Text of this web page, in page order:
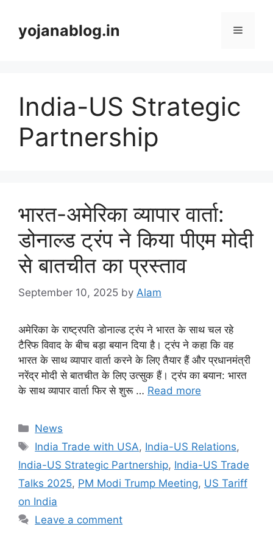
yojanablog.in
India-US Strategic
Partnership
भारत-अमेरिका व्यापार वार्ता:
डोनाल्ड ट्रंप ने किया पीएम मोदी
से बातचीत का प्रस्ताव
September 10, 2025 by Alam
अमेरिका के राष्ट्रपति डोनाल्ड ट्रंप ने भारत के साथ चल रहे
टैरिफ विवाद के बीच बड़ा बयान दिया है। ट्रंप ने कहा कि वह
भारत के साथ व्यापार वार्ता करने के लिए तैयार हैं और प्रधानमंत्री
नरेंद्र मोदी से बातचीत के लिए उत्सुक हैं। ट्रंप का बयान: भारत
के साथ व्यापार वार्ता फिर से शुरू … Read more
News
India Trade with USA, India-US Relations,
India-US Strategic Partnership, India-US Trade
Talks 2025, PM Modi Trump Meeting, US Tariff
on India
Leave a comment